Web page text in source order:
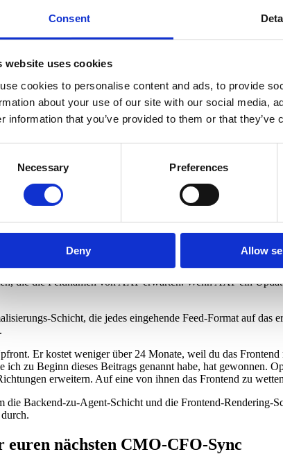
Consent
website uses cookies
cookies to personalise content and ads, to provide
about your use of our site with our social media,
information that you’ve provided to them or that
Necessary Preferences
Deny Allow
mit Mid-Market- und Enterprise-Brands immer wieder
immer gewinnt.
ist eine Datenfeed-Frage für dein Commerce-Backend.
aussieht, wenn ein Agent dein Produkt an die
dieselbe Antwort, unabhängig davon, welches Protokoll die
den Protokoll-Spezifika entkoppelt, kann einen UCP-Feed,
Das ist keine theoretische Architektur. Es ist der konkrete
von Laioutr ist genau nach diesem Modell gebaut: ein
ausgeben solltest
eine Zeile "Protokoll-X-Integrations-Stack" enthält, also
bevor ich das abnicke.
Integrations-Stack protokollspezifisch oder protokoll-
die die Feldnamen von AXP erwarten. Wenn AXP ein
Schicht, die jedes eingehende Feed-Format auf
Er kostet weniger über 24 Monate, weil du das
ich zu Beginn dieses Beitrags genannt habe, hat gewonnen.
erweitern. Auf eine von ihnen das Frontend zu
Backend-zu-Agent-Schicht und die Frontend-Rendering-
nächsten CMO-CFO-Sync